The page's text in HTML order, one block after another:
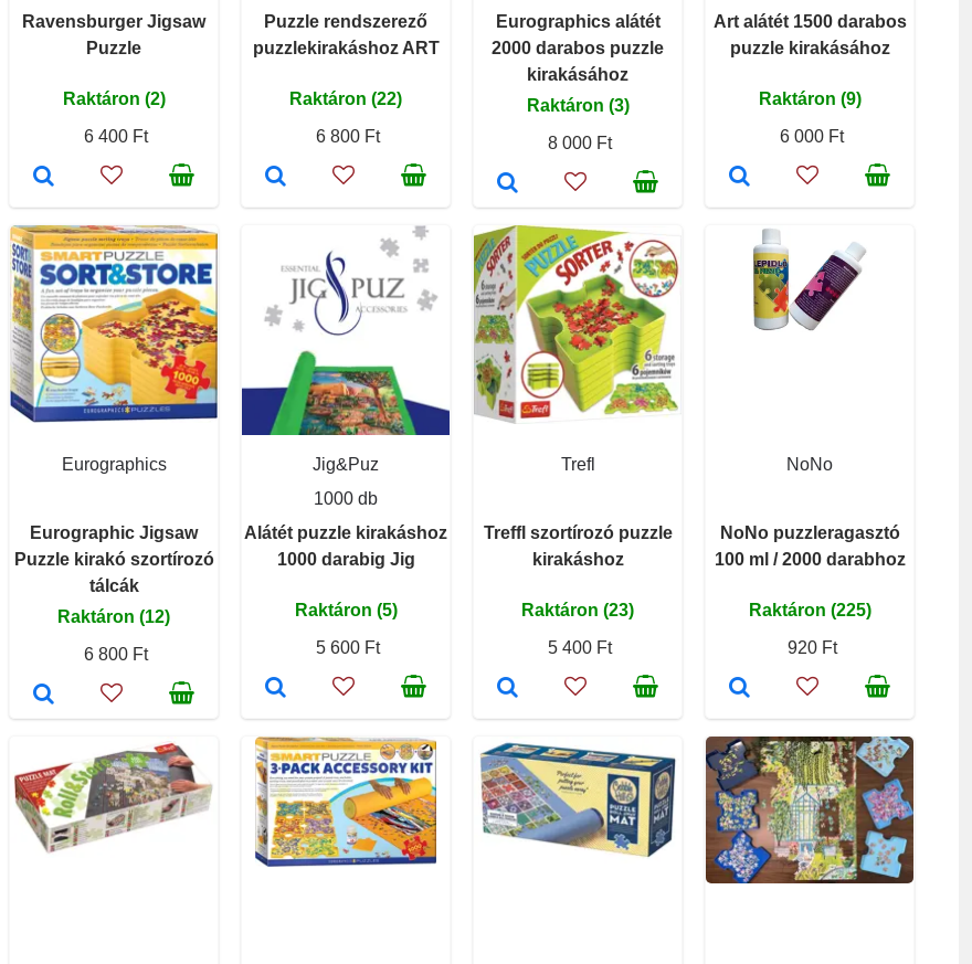
Ravensburger Jigsaw
Puzzle
Raktáron (2)
6 400 Ft
Puzzle rendszerező
puzzlekirakáshoz ART
Raktáron (22)
6 800 Ft
Eurographics alátét
2000 darabos puzzle
kirakásához
Raktáron (3)
8 000 Ft
Art alátét 1500 darabos
puzzle kirakásához
Raktáron (9)
6 000 Ft
Eurographics
Eurographic Jigsaw
Puzzle kirakó szortírozó
tálcák
Raktáron (12)
6 800 Ft
Jig&Puz
1000 db
Alátét puzzle kirakáshoz
1000 darabig Jig
Raktáron (5)
5 600 Ft
Trefl
Treffl szortírozó puzzle
kirakáshoz
Raktáron (23)
5 400 Ft
NoNo
NoNo puzzleragasztó
100 ml / 2000 darabhoz
Raktáron (225)
920 Ft